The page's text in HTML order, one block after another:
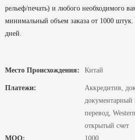
рельеф/печать) и любого необходимого
минимальный объем заказа от 1000 штук.
дней.
Место Происхождения: Китай
Платежи:
Аккредитив,
документарный
перевод,
открытый счет
MOQ:
1000